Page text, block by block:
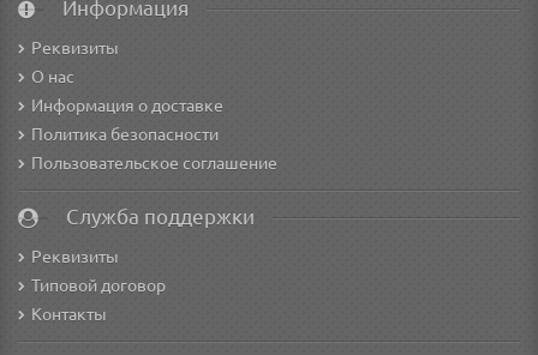
Информация
Реквизиты
О нас
Информация о доставке
Политика безопасности
Пользовательское соглашение
Служба поддержки
Реквизиты
Типовой договор
Контакты